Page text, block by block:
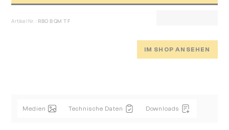
Artikel Nr.: RBO B QM T F
IM SHOP ANSEHEN
Medien Technische Daten Downloads